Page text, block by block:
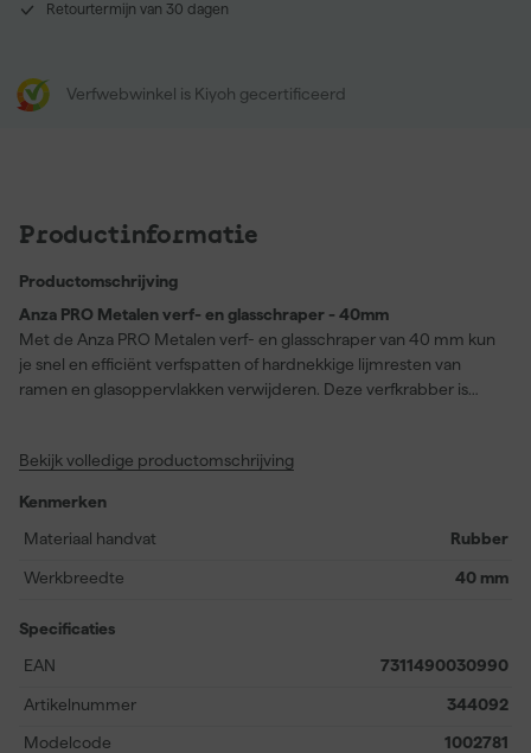
Retourtermijn van 30 dagen
Verfwebwinkel is Kiyoh gecertificeerd
Productinformatie
Productomschrijving
Anza PRO Metalen verf- en glasschraper - 40mm
Met de Anza PRO Metalen verf- en glasschraper van 40 mm kun
je snel en efficiënt verfspatten of hardnekkige lijmresten van
ramen en glasoppervlakken verwijderen. Deze verfkrabber is
beschadigen. Het softgrip handvat ligt comfortabel in de hand en
werken mogelijk is, zelfs in de hoeken. Ook het afscheuren van
tape in lastige hoekjes gaat moeiteloos. Geschikt voor diverse
dit gereedschap ideaal voor zowel kleine als grotere
van 10 stuks, hiermee ben je direct voorzien van een duurzame
oplossing voor al je schraapwerkzaamheden.
Bekijk volledige productomschrijving
Kenmerken
Materiaal handvat
Rubber
Werkbreedte 40 mm
Specificaties
EAN
7311490030990
Artikelnummer 344092
Modelcode 1002781